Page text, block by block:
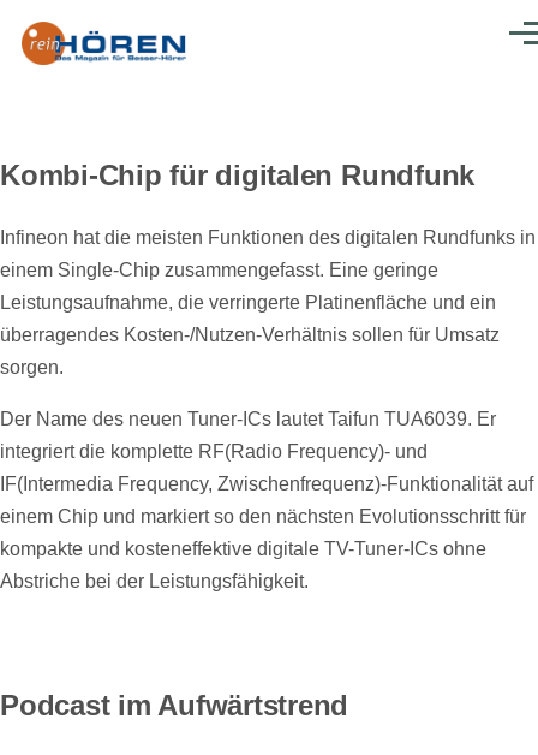
Kombi-Chip für digitalen Rundfunk
Infineon hat die meisten Funktionen des digitalen Rundfunks in
einem Single-Chip zusammengefasst. Eine geringe
Leistungsaufnahme, die verringerte Platinenfläche und ein
überragendes Kosten-/Nutzen-Verhältnis sollen für Umsatz
sorgen.
Der Name des neuen Tuner-ICs lautet Taifun TUA6039. Er
integriert die komplette RF(Radio Frequency)- und
IF(Intermedia Frequency, Zwischenfrequenz)-Funktionalität auf
einem Chip und markiert so den nächsten Evolutionsschritt für
kompakte und kosteneffektive digitale TV-Tuner-ICs ohne
Abstriche bei der Leistungsfähigkeit.
Podcast im Aufwärtstrend